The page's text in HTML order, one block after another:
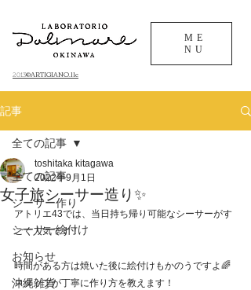
​2013©ARTIGIANO.llc
ME
NU
記事
全ての記事
シーサー作り
シーサー絵付け
お知らせ
沖縄雑貨
全ての記事
女子旅シーサー造り✨
toshitaka kitagawa
2022年9月1日
アトリエ43では、当日持ち帰り可能なシーサーがす
ごく人気です！
時間がある方は焼いた後に絵付けもかのうですよ🌈
スタッフが丁寧に作り方を教えます！